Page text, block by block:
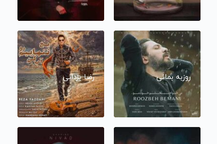
روزبه بمانی رضا یزدانی